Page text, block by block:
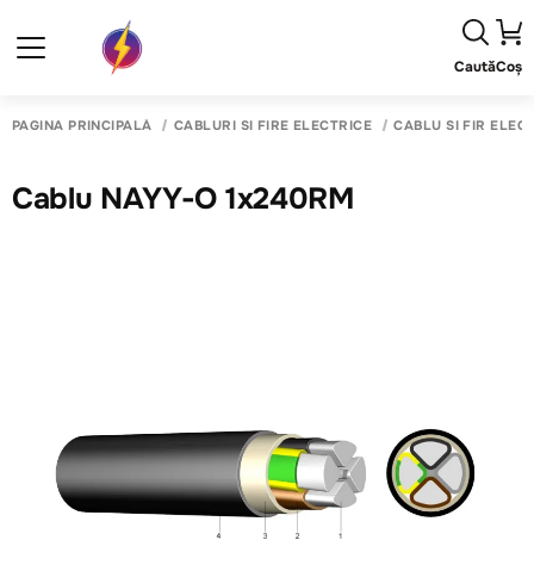
CautăCoș
PAGINA PRINCIPALĂ CABLURI SI FIRE ELECTRICE CABLU SI FIR
Cablu NAYY-O 1x240RM